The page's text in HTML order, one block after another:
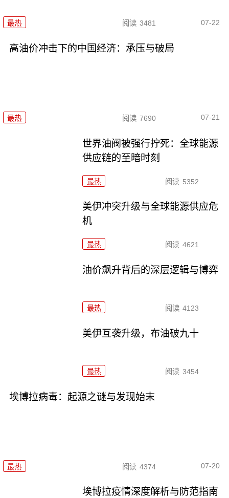
最热 阅读 3481 07-22
高油价冲击下的中国经济：承压与破局
最热 阅读 7690 07-21
世界油阀被强行拧死：全球能源
供应链的至暗时刻
最热 阅读 5352
美伊冲突升级与全球能源供应危
机
最热 阅读 4621
油价飙升背后的深层逻辑与博弈
最热 阅读 4123
美伊互袭升级，布油破九十
最热 阅读 3454
埃博拉病毒：起源之谜与发现始末
最热 阅读 4374 07-20
埃博拉疫情深度解析与防范指南